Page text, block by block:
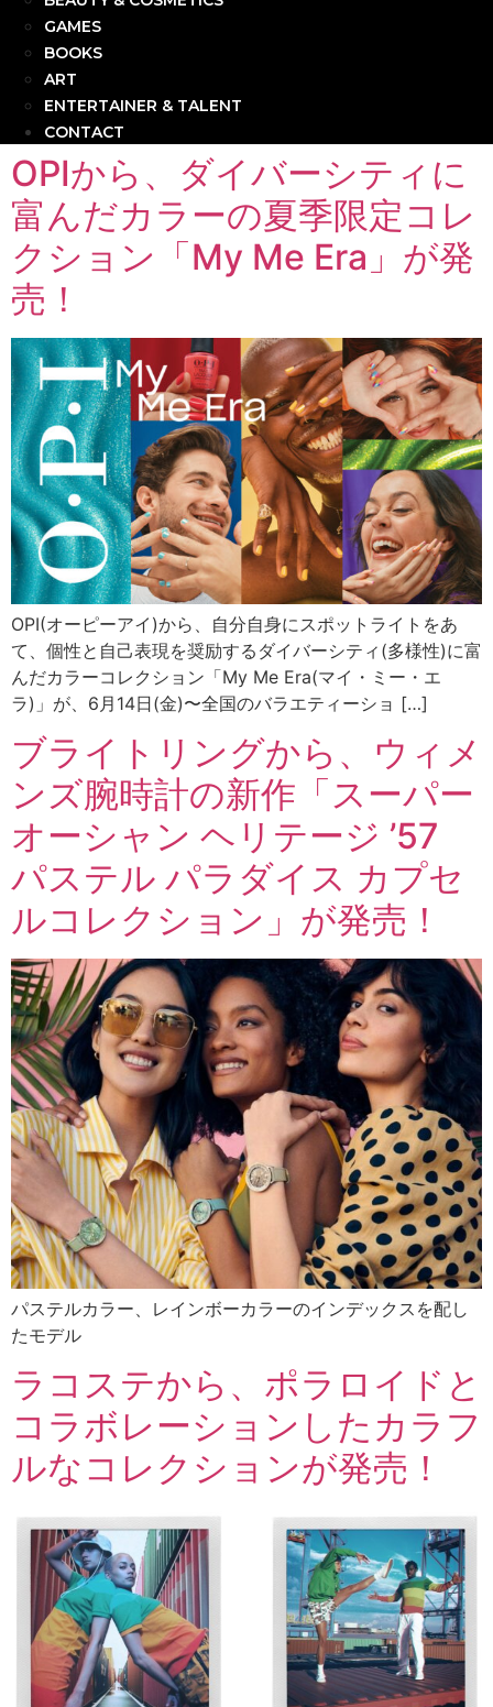
GAMES
BOOKS
ART
ENTERTAINER & TALENT
CONTACT
OPIから、ダイバーシティに
富んだカラーの夏季限定コレ
クション「My Me Era」が発
売！
OPI(オーピーアイ)から、自分自身にスポットライトをあ
て、個性と自己表現を奨励するダイバーシティ(多様性)に富
んだカラーコレクション「My Me Era(マイ・ミー・エ
ラ)」が、6月14日(金)〜全国のバラエティーショ […]
ブライトリングから、ウィメ
ンズ腕時計の新作「スーパー
オーシャン ヘリテージ ’57
パステル パラダイス カプセ
ルコレクション」が発売！
パステルカラー、レインボーカラーのインデックスを配し
たモデル
ラコステから、ポラロイドと
コラボレーションしたカラフ
ルなコレクションが発売！